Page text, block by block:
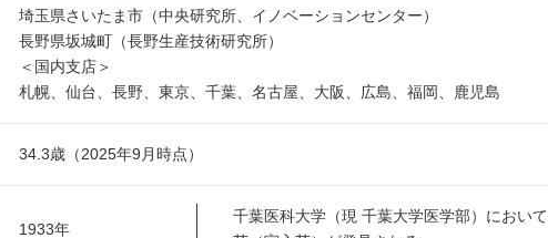
埼玉県さいたま市（中央研究所、イノベーションセンター）
長野県坂城町（長野生産技術研究所）
＜国内支店＞
札幌、仙台、長野、東京、千葉、名古屋、大阪、広島、福岡、鹿児島
34.3歳（2025年9月時点）
1933年
千葉医科大学（現 千葉大学医学部）におい